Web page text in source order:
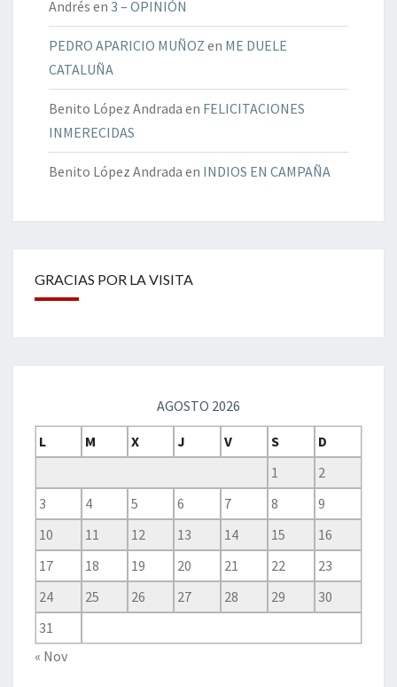
Andrés en 3 – OPINIÓN
PEDRO APARICIO MUÑOZ en ME DUELE
CATALUÑA
Benito López Andrada en FELICITACIONES
INMERECIDAS
Benito López Andrada en INDIOS EN CAMPAÑA
GRACIAS POR LA VISITA
AGOSTO 2026
L
M X J V S
D
1
2
3
4 5 6 7 8
9
10
11 12 13 14 15
16
17
18 19 20 21 22
23
24
25 26 27 28 29
30
31
« Nov